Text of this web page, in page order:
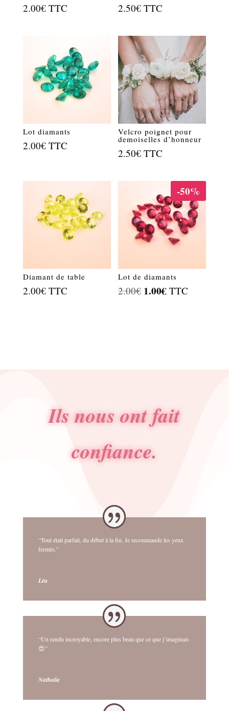
2.00€ TTC 2.50€ TTC
Lot diamants
2.00€ TTC
Velcro poignet pour
demoiselles d’honneur
2.50€ TTC
Diamant de table
2.00€ TTC
-50%
Lot de diamants
2.00€ Le
1.00€ Le
TTC
Ils nous ont fait
confiance.
“Tout était parfait, du début à la fin. Je recommande les yeux
fermés.”
Léa
“Un rendu incroyable, encore plus beau que ce que j’imaginais
😍”
Nathalie